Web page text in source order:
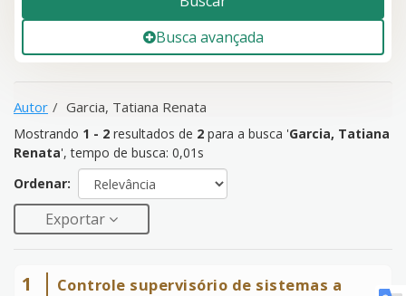
Busca avançada
Autor Garcia, Tatiana Renata
Mostrando 1 - 2 resultados de 2 para a busca 'Garcia, Tatiana
Renata', tempo de busca: 0,01s
Ordenar:
Exportar
1
Controle supervisório de sistemas a